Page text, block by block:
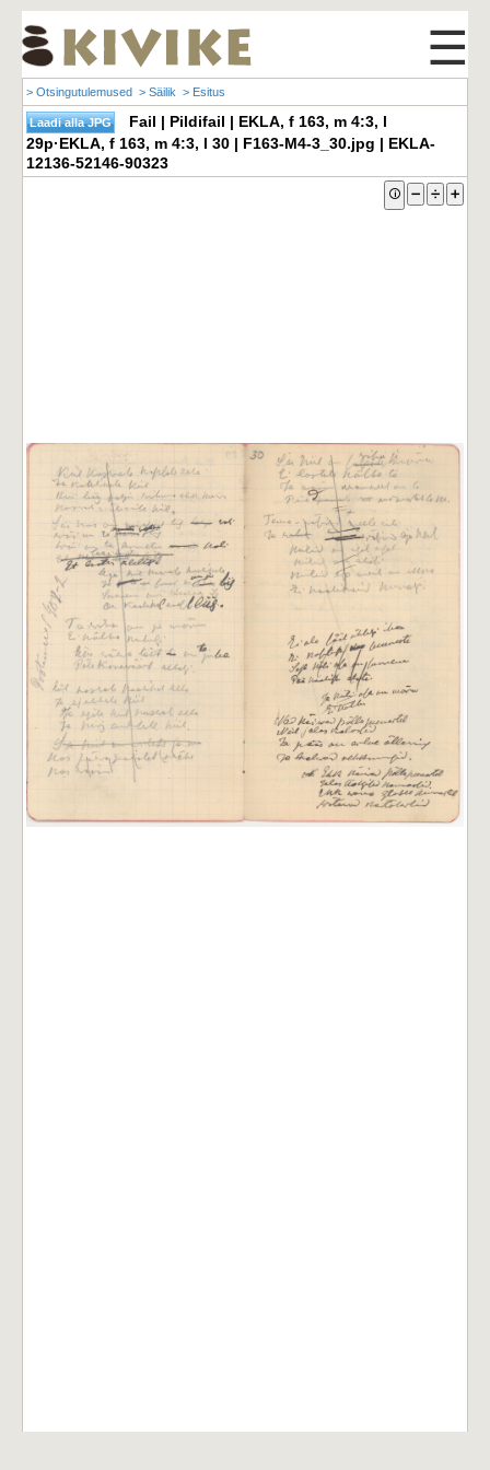
☰
> Otsingutulemused > Säilik > Esitus
Fail | Pildifail | EKLA, f 163, m 4:3, l
29p·EKLA, f 163, m 4:3, l 30 | F163-M4-3_30.jpg | EKLA-
12136-52146-90323